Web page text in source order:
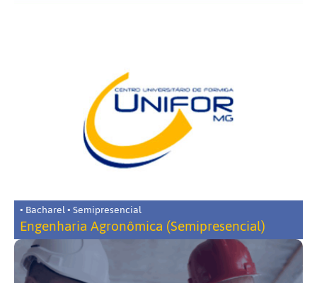
• Bacharel • Semipresencial
Engenharia Agronômica (Semipresencial)